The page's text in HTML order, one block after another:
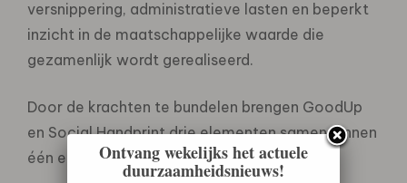
versnippering, administratieve lasten en beperkt
inzicht in de maatschappelijke waarde die
gezamenlijk wordt gerealiseerd.
Door de krachten te bundelen brengen GoodUp
en Social Handprint drie elementen samen binnen
één ecosysteem:Ontvang wekelijks het actuele
duurzaamheidsnieuws!